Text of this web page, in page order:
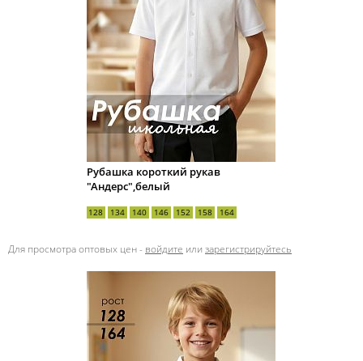
Рубашка короткий рукав
"Андерс",белый
128 134 140 146 152 158 164
Для просмотра оптовых цен - войдите или зарегистрируйтесь